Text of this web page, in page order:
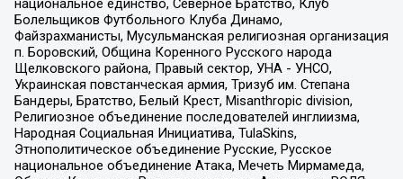
национальное единство, Северное Братство, Клуб
Болельщиков Футбольного Клуба Динамо,
Файзрахманисты, Мусульманская религиозная организация
п. Боровский, Община Коренного Русского народа
Щелковского района, Правый сектор, УНА - УНСО,
Украинская повстанческая армия, Тризуб им. Степана
Бандеры, Братство, Белый Крест, Misanthropic division,
Религиозное объединение последователей инглиизма,
Народная Социальная Инициатива, TulaSkins,
Этнополитическое объединение Русские, Русское
национальное объединение Атака, Мечеть Мирмамеда,